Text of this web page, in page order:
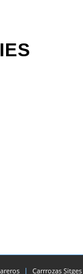
Carrrozas